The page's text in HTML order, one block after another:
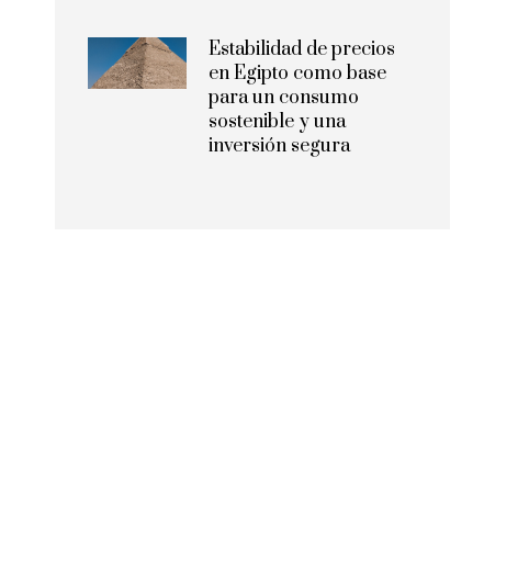
Estabilidad de precios
en Egipto como base
para un consumo
sostenible y una
inversión segura